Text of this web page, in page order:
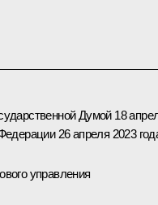
Думой 18
26 апреля 2023
управления